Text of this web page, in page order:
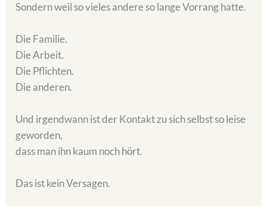
Sondern weil so vieles andere so lange Vorrang hatte.
Die Familie.
Die Arbeit.
Die Pflichten.
Die anderen.
Und irgendwann ist der Kontakt zu sich selbst so leise
geworden,
dass man ihn kaum noch hört.
Das ist kein Versagen.